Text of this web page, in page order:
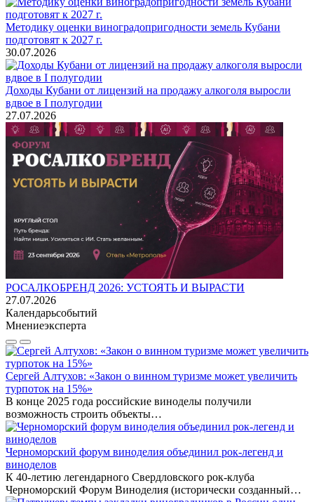
Методику оценки виноградопригодности земель Кубани
подготовят к 2027 г.
30.07.2026
Доходы Кубани от лицензий на продажу алкоголя выросли
вдвое в I полугодии
27.07.2026
РОСАЛКОБРЕНД 2026: УСТОЯТЬ И ВЫРАСТИ
27.07.2026
Календарьсобытий
Мнениеэксперта
Сергей Алтухов: «Закон о винном туризме может увеличить
турпоток на 15%»
В конце 2025 года российские виноделы получили
возможность строить объекты…
Черноморский форум виноделия объединил рок-легенд и
виноделов
К 40-летию легендарного Свердловского рок-клуба
Черноморский Форум Виноделия (исторически созданный…